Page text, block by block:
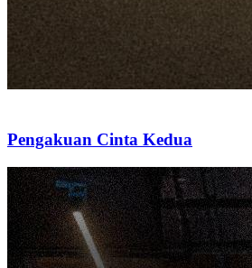
Pengakuan Cinta Kedua